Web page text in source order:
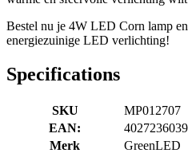
Bestel nu je 4W LED Corn lamp
energiezuinige LED verlichting!
Specifications
SKU
MP012707
EAN:
Merk
GreenLED